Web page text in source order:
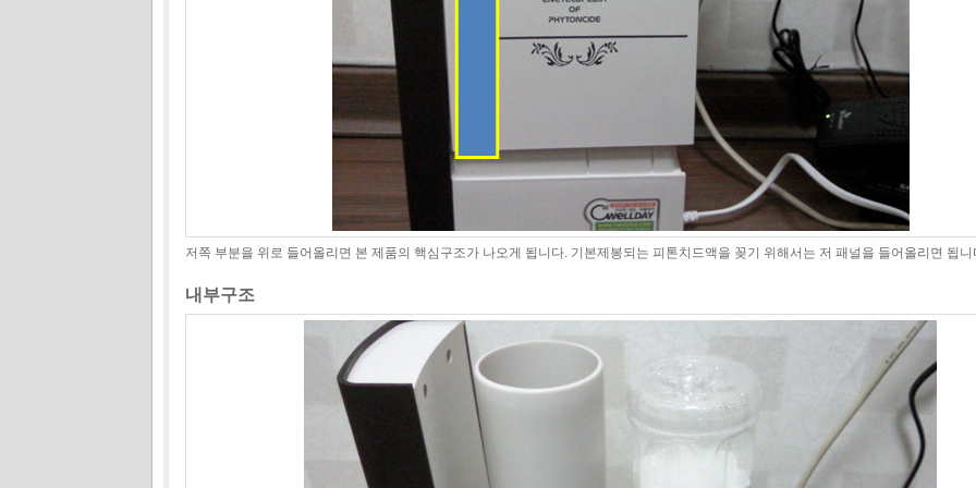
저쪽 부분을 위로 들어올리면 본 제품의 핵심구조가 나오게 됩니다. 기본제봉되는 피톤치드액을 꽂기 위해서는 저 패널을 들어올리면 됩니
내부구조